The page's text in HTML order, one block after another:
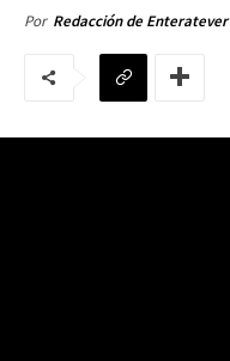
Por Redacción de Enteratever